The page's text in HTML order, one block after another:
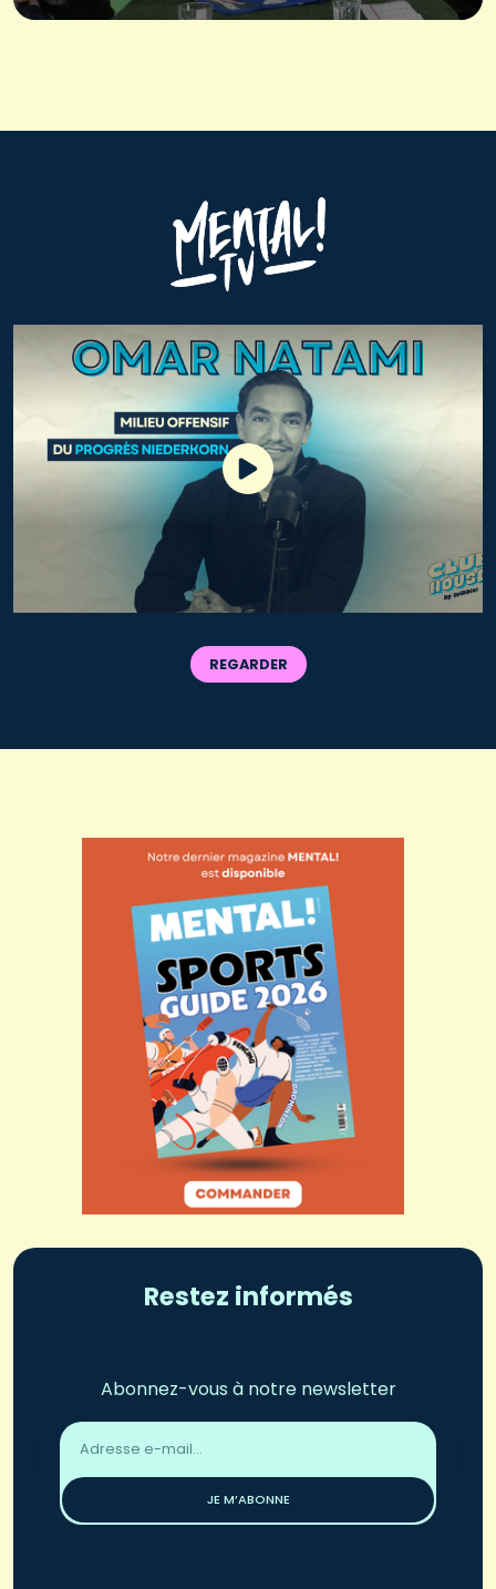
REGARDER
Restez informés
Abonnez-vous à notre newsletter
Adresse
email
JE M’ABONNE